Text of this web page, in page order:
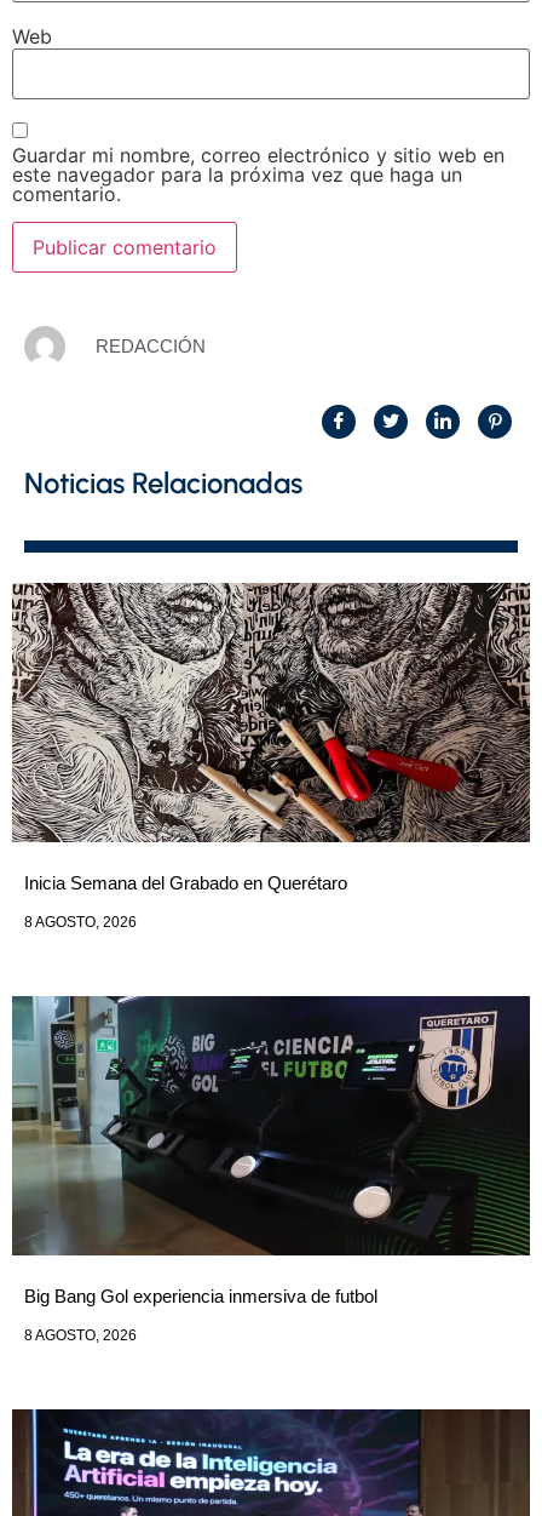
Web
Guardar mi nombre, correo electrónico y sitio web en
este navegador para la próxima vez que haga un
comentario.
REDACCIÓN
Noticias Relacionadas
Inicia Semana del Grabado en Querétaro
8 AGOSTO, 2026
Big Bang Gol experiencia inmersiva de futbol
8 AGOSTO, 2026